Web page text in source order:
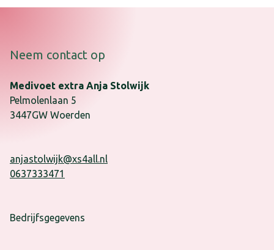
Neem contact op
Medivoet extra Anja Stolwijk
Pelmolenlaan 5
3447GW Woerden
anjastolwijk@xs4all.nl
0637333471
Bedrijfsgegevens